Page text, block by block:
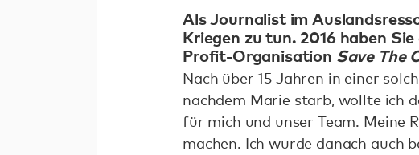
Als Journalist im
Kriegen zu tun. 2016 haben
Profit-Organisation Save The
Nach über 15 Jahren in einer
nachdem Marie starb, wollte ich
für mich und unser Team. Meine
machen. Ich wurde danach auch